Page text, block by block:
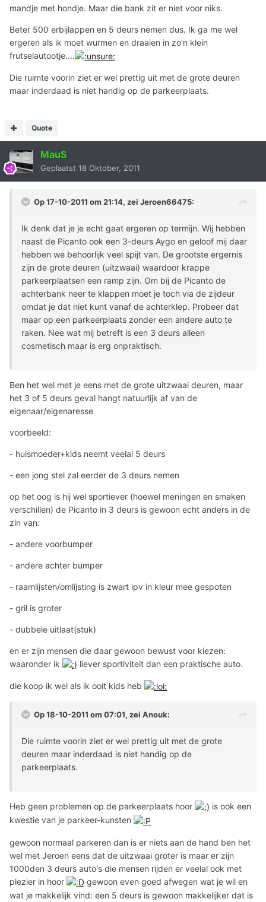
mandje met hondje. Maar die bank zit er niet voor niks.
Beter 500 erbijlappen en 5 deurs nemen dus. Ik ga me wel
ergeren als ik moet wurmen en draaien in zo'n klein
frutselautootje....
Die ruimte voorin ziet er wel prettig uit met de grote deuren
maar inderdaad is niet handig op de parkeerplaats.
Quote
MauS
Geplaatst 18 Oktober, 2011
Op 17-10-2011 om 21:14, zei Jeroen66475:
Ik denk dat je je echt gaat ergeren op termijn. Wij hebben
naast de Picanto ook een 3-deurs Aygo en geloof mij daar
hebben we behoorlijk veel spijt van. De grootste ergernis
zijn de grote deuren (uitzwaai) waardoor krappe
parkeerplaatsen een ramp zijn. Om bij de Picanto de
achterbank neer te klappen moet je toch via de zijdeur
omdat je dat niet kunt vanaf de achterklep. Probeer dat
maar op een parkeerplaats zonder een andere auto te
raken. Nee wat mij betreft is een 3 deurs alleen
cosmetisch maar is erg onpraktisch.
Ben het wel met je eens met de grote uitzwaai deuren, maar
het 3 of 5 deurs geval hangt natuurlijk af van de
eigenaar/eigenaresse
voorbeeld:
- huismoeder+kids neemt veelal 5 deurs
- een jong stel zal eerder de 3 deurs nemen
op het oog is hij wel sportiever (hoewel meningen en smaken
verschillen) de Picanto in 3 deurs is gewoon echt anders in de
zin van:
- andere voorbumper
- andere achter bumper
- raamlijsten/omlijsting is zwart ipv in kleur mee gespoten
- gril is groter
- dubbele uitlaat(stuk)
en er zijn mensen die daar gewoon bewust voor kiezen:
waaronder ik
liever sportiviteit dan een praktische auto.
die koop ik wel als ik ooit kids heb
Op 18-10-2011 om 07:01, zei Anouk:
Die ruimte voorin ziet er wel prettig uit met de grote
deuren maar inderdaad is niet handig op de
parkeerplaats.
Heb geen problemen op de parkeerplaats hoor
is ook een
kwestie van je parkeer-kunsten
gewoon normaal parkeren dan is er niets aan de hand ben het
wel met Jeroen eens dat de uitzwaai groter is maar er zijn
1000den 3 deurs auto's die mensen rijden er veelal ook met
plezier in hoor
gewoon even goed afwegen wat je wil en
wat je makkelijk vind: een 5 deurs is gewoon makkelijker dat is